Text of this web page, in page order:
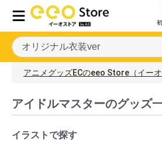
アニメグッズECのeeo Store（イーオ
アイドルマスターのグッズ
イラストで探す